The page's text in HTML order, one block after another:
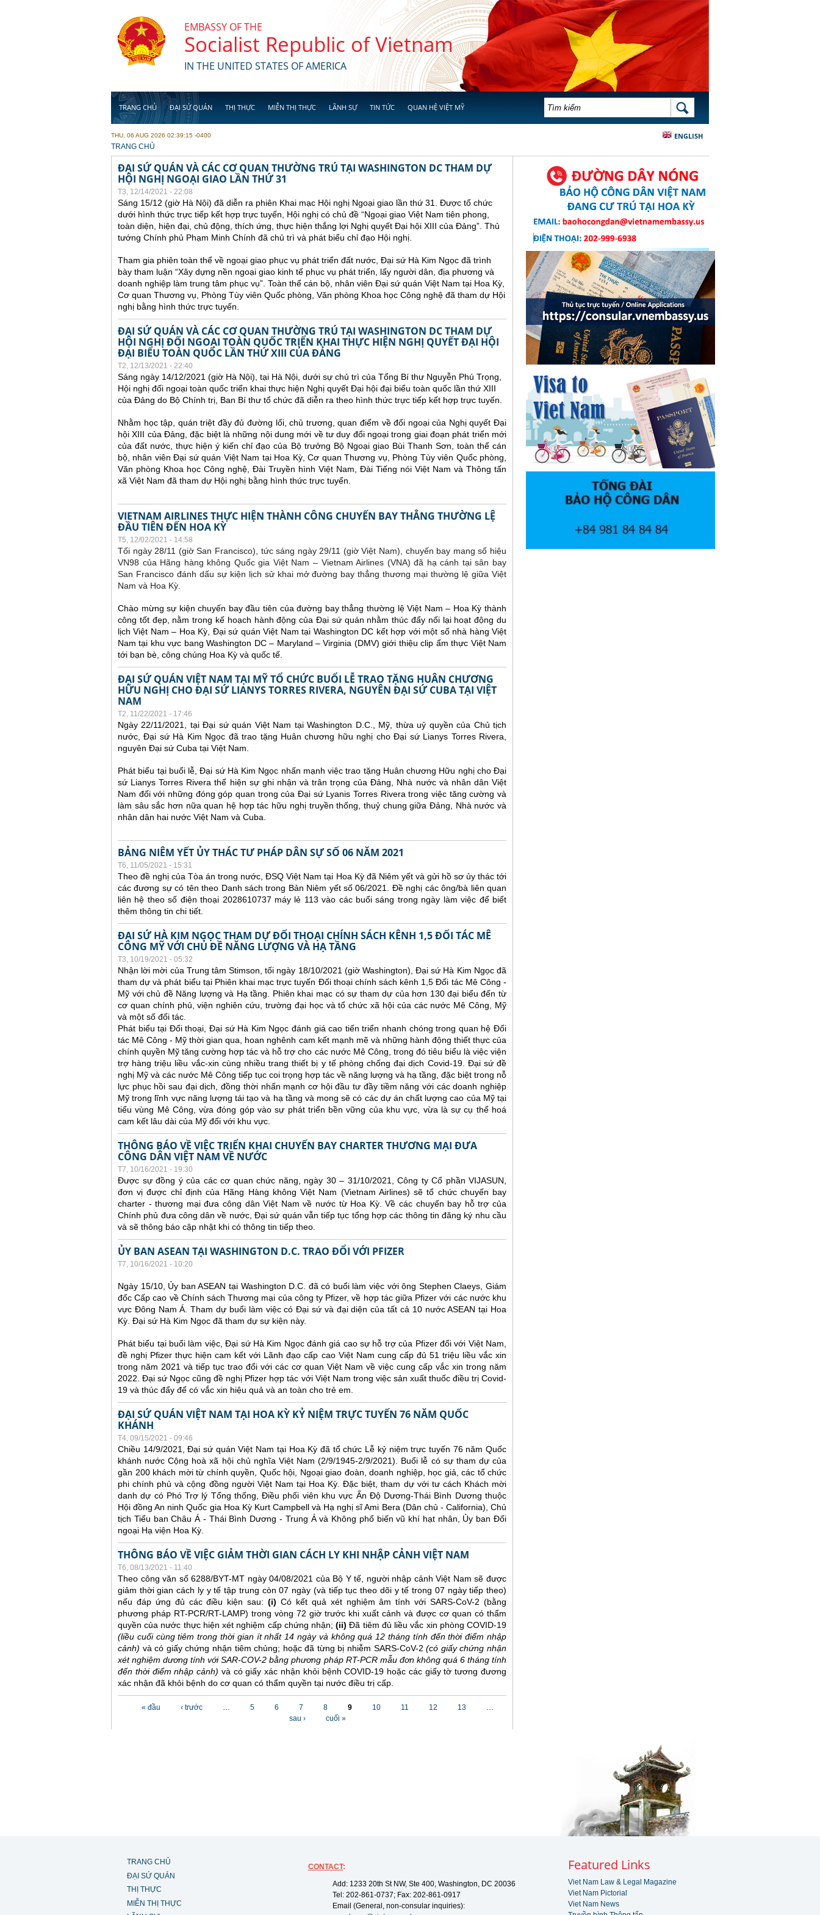
EMBASSY OF THE
Socialist Republic of Vietnam
IN THE UNITED STATES OF AMERICA
TRANG CHỦ ĐẠI SỨ QUÁN THỊ THỰC MIỄN THỊ THỰC LÃNH SỰ TIN TỨC QUAN HỆ VIỆT MỸ BIỂU MẪU TÌM KIẾM TÌM KIẾM
ENGLISH
THU, 06 AUG 2026 02:39:15 -0400
YOU ARE HERE
TRANG CHỦ
ĐẠI SỨ QUÁN VÀ CÁC CƠ QUAN THƯỜNG TRÚ TẠI WASHINGTON DC THAM DỰ
HỘI NGHỊ NGOẠI GIAO LẦN THỨ 31
T3, 12/14/2021 - 22:08
Sáng 15/12 (giờ Hà Nội) đã diễn ra phiên Khai mạc Hội nghị Ngoại giao lần thứ 31. Được tổ chức
dưới hình thức trực tiếp kết hợp trực tuyến, Hội nghị có chủ đề “Ngoại giao Việt Nam tiên phong,
toàn diện, hiện đại, chủ động, thích ứng, thực hiện thắng lợi Nghị quyết Đại hội XIII của Đảng”. Thủ
tướng Chính phủ Phạm Minh Chính đã chủ trì và phát biểu chỉ đạo Hội nghị.
Tham gia phiên toàn thể về ngoại giao phục vụ phát triển đất nước, Đại sứ Hà Kim Ngọc đã trình
bày tham luận “Xây dựng nền ngoại giao kinh tế phục vụ phát triển, lấy người dân, địa phương và
doanh nghiệp làm trung tâm phục vụ”. Toàn thể cán bộ, nhân viên Đại sứ quán Việt Nam tại Hoa Kỳ,
Cơ quan Thương vụ, Phòng Tùy viên Quốc phòng, Văn phòng Khoa học Công nghệ đã tham dự Hội
nghị bằng hình thức trực tuyến.
ĐẠI SỨ QUÁN VÀ CÁC CƠ QUAN THƯỜNG TRÚ TẠI WASHINGTON DC THAM DỰ
HỘI NGHỊ ĐỐI NGOẠI TOÀN QUỐC TRIỂN KHAI THỰC HIỆN NGHỊ QUYẾT ĐẠI HỘI
ĐẠI BIỂU TOÀN QUỐC LẦN THỨ XIII CỦA ĐẢNG
T2, 12/13/2021 - 22:40
Sáng ngày 14/12/2021 (giờ Hà Nội), tại Hà Nội, dưới sự chủ trì của Tổng Bí thư Nguyễn Phú Trọng,
Hội nghị đối ngoại toàn quốc triển khai thực hiện Nghị quyết Đại hội đại biểu toàn quốc lần thứ XIII
của Đảng do Bộ Chính trị, Ban Bí thư tổ chức đã diễn ra theo hình thức trực tiếp kết hợp trực tuyến.
Nhằm học tập, quán triệt đầy đủ đường lối, chủ trương, quan điểm về đối ngoại của Nghị quyết Đại
hội XIII của Đảng, đặc biệt là những nội dung mới về tư duy đổi ngoại trong giai đoạn phát triển mới
của đất nước, thực hiện ý kiến chỉ đạo của Bộ trưởng Bộ Ngoại giao Bùi Thanh Sơn, toàn thể cán
bộ, nhân viên Đại sứ quán Việt Nam tại Hoa Kỳ, Cơ quan Thương vụ, Phòng Tùy viên Quốc phòng,
Văn phòng Khoa học Công nghệ, Đài Truyền hình Việt Nam, Đài Tiếng nói Việt Nam và Thông tấn
xã Việt Nam đã tham dự Hội nghị bằng hình thức trực tuyến.
VIETNAM AIRLINES THỰC HIỆN THÀNH CÔNG CHUYẾN BAY THẲNG THƯỜNG LỆ
ĐẦU TIÊN ĐẾN HOA KỲ
T5, 12/02/2021 - 14:58
Tối ngày 28/11 (giờ San Francisco), tức sáng ngày 29/11 (giờ Việt Nam), chuyến bay mang số hiệu
VN98 của Hãng hàng không Quốc gia Việt Nam – Vietnam Airlines (VNA) đã hạ cánh tại sân bay
San Francisco đánh dấu sự kiện lịch sử khai mở đường bay thẳng thương mại thường lệ giữa Việt
Nam và Hoa Kỳ.
Chào mừng sự kiện chuyến bay đầu tiên của đường bay thẳng thường lệ Việt Nam – Hoa Kỳ thành
công tốt đẹp, nằm trong kế hoạch hành động của Đại sứ quán nhằm thúc đẩy nối lại hoạt động du
lịch Việt Nam – Hoa Kỳ, Đại sứ quán Việt Nam tại Washington DC kết hợp với một số nhà hàng Việt
Nam tại khu vực bang Washington DC – Maryland – Virginia (DMV) giới thiệu clip ẩm thực Việt Nam
tới bạn bè, công chúng Hoa Kỳ và quốc tế.
ĐẠI SỨ QUÁN VIỆT NAM TẠI MỸ TỔ CHỨC BUỔI LỄ TRAO TẶNG HUÂN CHƯƠNG
HỮU NGHỊ CHO ĐẠI SỨ LIANYS TORRES RIVERA, NGUYÊN ĐẠI SỨ CUBA TẠI VIỆT
NAM
T2, 11/22/2021 - 17:46
Ngày 22/11/2021, tại Đại sứ quán Việt Nam tại Washington D.C., Mỹ, thừa uỷ quyền của Chủ tịch
nước, Đại sứ Hà Kim Ngọc đã trao tặng Huân chương hữu nghị cho Đại sứ Lianys Torres Rivera,
nguyên Đại sứ Cuba tại Việt Nam.
Phát biểu tại buổi lễ, Đại sứ Hà Kim Ngọc nhấn mạnh việc trao tặng Huân chương Hữu nghị cho Đại
sứ Lianys Torres Rivera thể hiện sự ghi nhận và trân trọng của Đảng, Nhà nước và nhân dân Việt
Nam đối với những đóng góp quan trọng của Đại sứ Lyanis Torres Rivera trong việc tăng cường và
làm sâu sắc hơn nữa quan hệ hợp tác hữu nghị truyền thống, thuỷ chung giữa Đảng, Nhà nước và
nhân dân hai nước Việt Nam và Cuba.
BẢNG NIÊM YẾT ỦY THÁC TƯ PHÁP DÂN SỰ SỐ 06 NĂM 2021
T6, 11/05/2021 - 15:31
Theo đề nghị của Tòa án trong nước, ĐSQ Việt Nam tại Hoa Kỳ đã Niêm yết và gửi hồ sơ ủy thác tới
các đương sự có tên theo Danh sách trong Bản Niêm yết số 06/2021. Đề nghị các ông/bà liên quan
liên hệ theo số điện thoại 2028610737 máy lẻ 113 vào các buổi sáng trong ngày làm việc để biết
thêm thông tin chi tiết.
ĐẠI SỨ HÀ KIM NGỌC THAM DỰ ĐỐI THOẠI CHÍNH SÁCH KÊNH 1,5 ĐỐI TÁC MÊ
CÔNG MỸ VỚI CHỦ ĐỀ NĂNG LƯỢNG VÀ HẠ TẦNG
T3, 10/19/2021 - 05:32
Nhận lời mời của Trung tâm Stimson, tối ngày 18/10/2021 (giờ Washington), Đại sứ Hà Kim Ngọc đã
tham dự và phát biểu tại Phiên khai mạc trực tuyến Đối thoại chính sách kênh 1,5 Đối tác Mê Công -
Mỹ với chủ đề Năng lượng và Hạ tầng. Phiên khai mạc có sự tham dự của hơn 130 đại biểu đến từ
cơ quan chính phủ, viện nghiên cứu, trường đại học và tổ chức xã hội của các nước Mê Công, Mỹ
và một số đối tác.
Phát biểu tại Đối thoại, Đại sứ Hà Kim Ngọc đánh giá cao tiến triển nhanh chóng trong quan hệ Đối
tác Mê Công - Mỹ thời gian qua, hoan nghênh cam kết mạnh mẽ và những hành động thiết thực của
chính quyền Mỹ tăng cường hợp tác và hỗ trợ cho các nước Mê Công, trong đó tiêu biểu là việc viện
trợ hàng triệu liều vắc-xin cùng nhiều trang thiết bị y tế phòng chống đại dịch Covid-19. Đại sứ đề
nghị Mỹ và các nước Mê Công tiếp tục coi trọng hợp tác về năng lượng và hạ tầng, đặc biệt trong nỗ
lực phục hồi sau đại dịch, đồng thời nhấn mạnh cơ hội đầu tư đầy tiềm năng với các doanh nghiệp
Mỹ trong lĩnh vực năng lượng tái tạo và hạ tầng và mong sẽ có các dự án chất lượng cao của Mỹ tại
tiểu vùng Mê Công, vừa đóng góp vào sự phát triển bền vững của khu vực, vừa là sự cụ thể hoá
cam kết lâu dài của Mỹ đối với khu vực.
THÔNG BÁO VỀ VIỆC TRIỂN KHAI CHUYẾN BAY CHARTER THƯƠNG MẠI ĐƯA
CÔNG DÂN VIỆT NAM VỀ NƯỚC
T7, 10/16/2021 - 19:30
Được sự đồng ý của các cơ quan chức năng, ngày 30 – 31/10/2021, Công ty Cổ phần VIJASUN,
đơn vị được chỉ định của Hãng Hàng không Việt Nam (Vietnam Airlines) sẽ tổ chức chuyến bay
charter - thương mại đưa công dân Việt Nam về nước từ Hoa Kỳ. Về các chuyến bay hỗ trợ của
Chính phủ đưa công dân về nước, Đại sứ quán vẫn tiếp tục tổng hợp các thông tin đăng ký nhu cầu
và sẽ thông báo cập nhật khi có thông tin tiếp theo.
ỦY BAN ASEAN TẠI WASHINGTON D.C. TRAO ĐỔI VỚI PFIZER
T7, 10/16/2021 - 10:20
Ngày 15/10, Ủy ban ASEAN tại Washington D.C. đã có buổi làm việc với ông Stephen Claeys, Giám
đốc Cấp cao về Chính sách Thương mại của công ty Pfizer, về hợp tác giữa Pfizer với các nước khu
vực Đông Nam Á. Tham dự buổi làm việc có Đại sứ và đại diện của tất cả 10 nước ASEAN tại Hoa
Kỳ. Đại sứ Hà Kim Ngọc đã tham dự sự kiện này.
Phát biểu tại buổi làm việc, Đại sứ Hà Kim Ngọc đánh giá cao sự hỗ trợ của Pfizer đối với Việt Nam,
đề nghị Pfizer thực hiện cam kết với Lãnh đạo cấp cao Việt Nam cung cấp đủ 51 triệu liều vắc xin
trong năm 2021 và tiếp tục trao đổi với các cơ quan Việt Nam về việc cung cấp vắc xin trong năm
2022. Đại sứ Ngọc cũng đề nghị Pfizer hợp tác với Việt Nam trong việc sản xuất thuốc điều trị Covid-
19 và thúc đẩy để có vắc xin hiệu quả và an toàn cho trẻ em.
ĐẠI SỨ QUÁN VIỆT NAM TẠI HOA KỲ KỶ NIỆM TRỰC TUYẾN 76 NĂM QUỐC
KHÁNH
T4, 09/15/2021 - 09:46
Chiều 14/9/2021, Đại sứ quán Việt Nam tại Hoa Kỳ đã tổ chức Lễ kỷ niệm trực tuyến 76 năm Quốc
khánh nước Cộng hoà xã hội chủ nghĩa Việt Nam (2/9/1945-2/9/2021). Buổi lễ có sự tham dự của
gần 200 khách mời từ chính quyền, Quốc hội, Ngoại giao đoàn, doanh nghiệp, học giả, các tổ chức
phi chính phủ và cộng đồng người Việt Nam tại Hoa Kỳ. Đặc biệt, tham dự với tư cách Khách mời
danh dự có Phó Trợ lý Tổng thống, Điều phối viên khu vực Ấn Độ Dương-Thái Bình Dương thuộc
Hội đồng An ninh Quốc gia Hoa Kỳ Kurt Campbell và Hạ nghị sĩ Ami Bera (Dân chủ - California), Chủ
tịch Tiểu ban Châu Á - Thái Bình Dương - Trung Á và Không phổ biến vũ khí hạt nhân, Ủy ban Đối
ngoại Hạ viện Hoa Kỳ.
THÔNG BÁO VỀ VIỆC GIẢM THỜI GIAN CÁCH LY KHI NHẬP CẢNH VIỆT NAM
T6, 08/13/2021 - 11:40
Theo công văn số 6288/BYT-MT ngày 04/08/2021 của Bộ Y tế, người nhập cảnh Việt Nam sẽ được
giảm thời gian cách ly y tế tập trung còn 07 ngày (và tiếp tục theo dõi y tế trong 07 ngày tiếp theo)
nếu đáp ứng đủ các điều kiện sau: (i) Có kết quả xét nghiệm âm tính với SARS-CoV-2 (bằng
phương pháp RT-PCR/RT-LAMP) trong vòng 72 giờ trước khi xuất cảnh và được cơ quan có thẩm
quyền của nước thực hiện xét nghiệm cấp chứng nhận;(ii)Đã tiêm đủ liều vắc xin phòng COVID-19
(liều cuối cùng tiêm trong thời gian ít nhất 14 ngày và không quá 12 tháng tính đến thời điểm nhập
cảnh) và có giấy chứng nhận tiêm chủng; hoặc đã từng bị nhiễm SARS-CoV-2(có giấy chứng nhận
xét nghiệm dương tính với SAR-COV-2 bằng phương pháp RT-PCR mẫu đơn không quá 6 tháng tính
đến thời điểm nhập cảnh) và có giấy xác nhận khỏi bệnh COVID-19 hoặc các giấy tờ tương đương
xác nhận đã khỏi bệnh do cơ quan có thẩm quyền tại nước điều trị cấp.
« đầu ‹ trước … 5 6 7 8 9 10 11 12 13
…
sau ›
cuối »
TRANG CHỦ
ĐẠI SỨ QUÁN
THỊ THỰC
MIỄN THỊ THỰC
CONTACT:
Add: 1233 20th St NW, Ste 400, Washington, DC 20036
Tel: 202-861-0737; Fax: 202-861-0917
Email (General, non-consular inquiries):
Featured Links
Viet Nam Law & Legal Magazine
Viet Nam Pictorial
Viet Nam News